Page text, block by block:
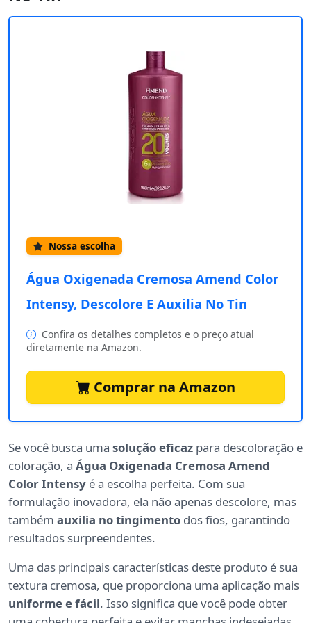
Nossa escolha
Água Oxigenada Cremosa Amend Color
Intensy, Descolore E Auxilia No Tin
Confira os detalhes completos e o preço atual
diretamente na Amazon.
Comprar na Amazon
Se você busca uma solução eficaz para descoloração e
coloração, a Água Oxigenada Cremosa Amend
Color Intensy é a escolha perfeita. Com sua
formulação inovadora, ela não apenas descolore, mas
também auxilia no tingimento dos fios, garantindo
resultados surpreendentes.
Uma das principais características deste produto é sua
textura cremosa, que proporciona uma aplicação mais
uniforme e fácil. Isso significa que você pode obter